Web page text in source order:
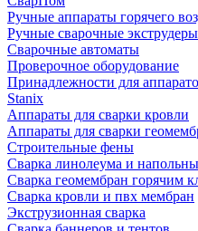
Ручные аппараты горячего
Ручные сварочные экструдеры
Сварочные автоматы
Проверочное оборудование
Принадлежности для
Stanix
Аппараты для сварки кровли
Аппараты для сварки
Строительные фены
Сварка линолеума и
Сварка геомембран горячим
Сварка кровли и пвх мембран
Экструзионная сварка